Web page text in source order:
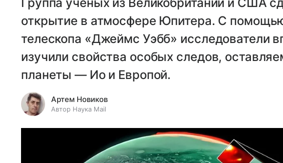
открытие в атмосфере Юпитера. С
телескопа «Джеймс Уэбб» исследователи
изучили свойства особых следов,
планеты — Ио и Европой.
Артем Новиков
Автор Наука Mail